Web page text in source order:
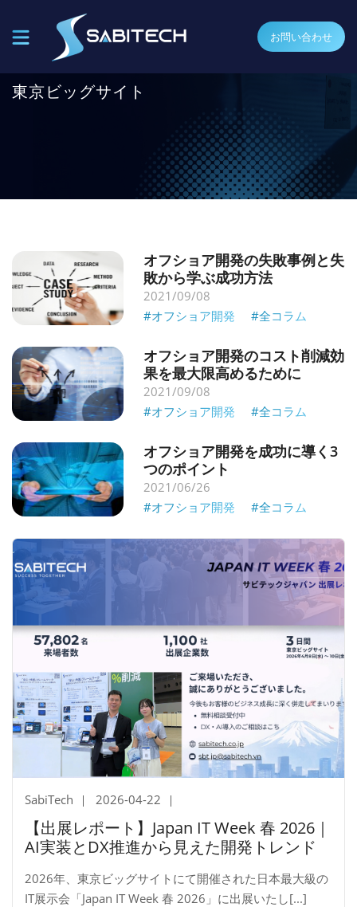
お問い合わせ
東京ビッグサイト
オフショア開発の失敗事例と失
敗から学ぶ成功方法
2021/09/08
#オフショア開発
#全コラム
オフショア開発のコスト削減効
果を最大限高めるために
2021/09/08
#オフショア開発
#全コラム
オフショア開発を成功に導く3
つのポイント
2021/06/26
#オフショア開発
#全コラム
SabiTech 2026-04-22
【出展レポート】Japan IT Week 春 2026｜
AI実装とDX推進から見えた開発トレンド
2026年、東京ビッグサイトにて開催された日本最大級の
IT展示会「Japan IT Week 春 2026」に出展いたし[...]